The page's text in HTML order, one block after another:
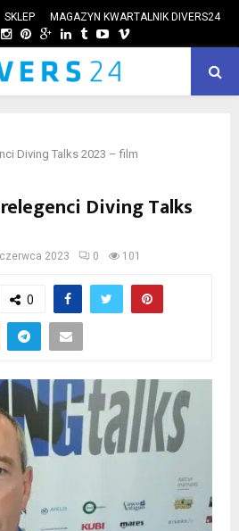
SKLEP MAGAZYN KWARTALNIK DIVERS24
INSTAGRAM
PINTEREST
GOOGLE
LINKEDIN
TUMBLRYOUTUBE
VIMEO
Diving Talks 2023 – film
Diving Talks
2023 0 101
0